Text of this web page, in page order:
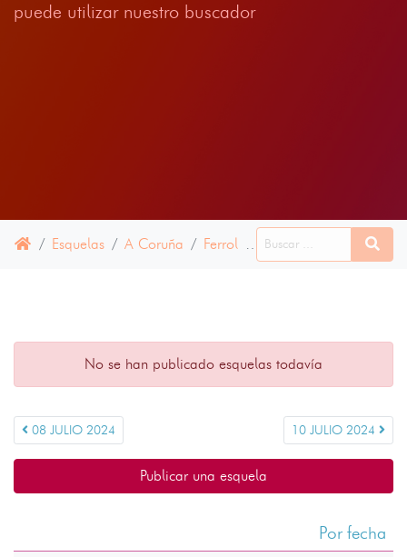
puede utilizar nuestro buscador
Esquelas A Coruña Ferrol 09 JULIO 2024
No se han publicado esquelas todavía
08 JULIO 2024 10 JULIO 2024
Publicar una esquela
Por fecha